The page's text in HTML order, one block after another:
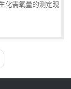
化需氧量的测定现